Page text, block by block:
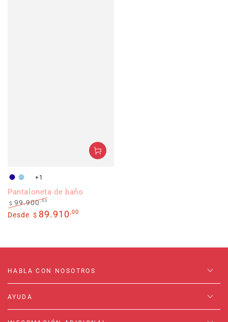
Azulsoles
Aguamarina
Azul
abstracto
+1
Pantaloneta de baño
Precio
$ 99.900,00
Precio
Desde $ 89.910 ,00
HABLA CON NOSOTROS
AYUDA